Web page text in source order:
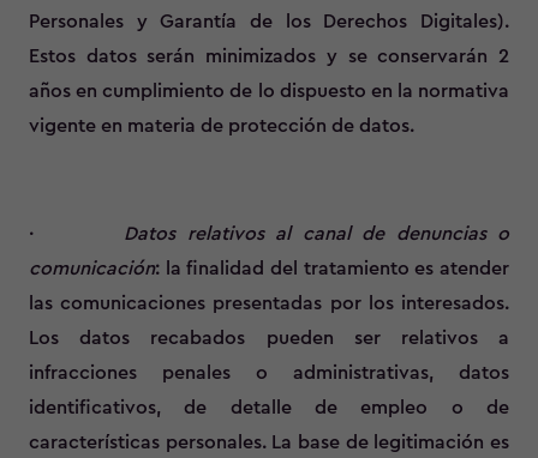
Personales y Garantía de los Derechos Digitales).
Estos datos serán minimizados y se conservarán 2
años en cumplimiento de lo dispuesto en la normativa
vigente en materia de protección de datos.
· Datos relativos al canal de denuncias o
comunicación: la finalidad del tratamiento es atender
las comunicaciones presentadas por los interesados.
Los datos recabados pueden ser relativos a
infracciones penales o administrativas, datos
identificativos, de detalle de empleo o de
características personales. La base de legitimación es